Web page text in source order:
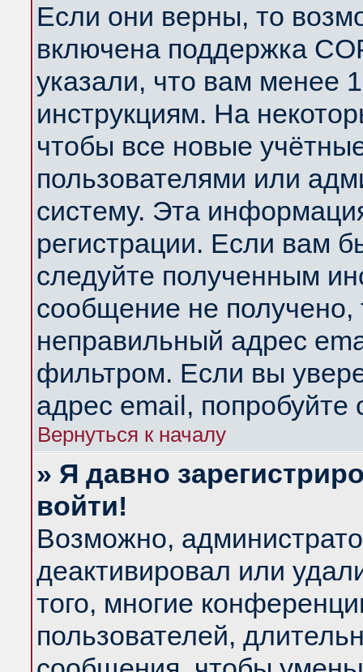
Если они верны, то
включена поддержка
указали, что вам менее
инструкциям. На
чтобы все новые
пользователями или
систему. Эта
регистрации. Если вам
следуйте полученным
сообщение не получено,
неправильный адрес
фильтром. Если вы
адрес email, попробуйте
Вернуться к началу
» Я давно
войти!
Возможно,
деактивировал или
того, многие
пользователей,